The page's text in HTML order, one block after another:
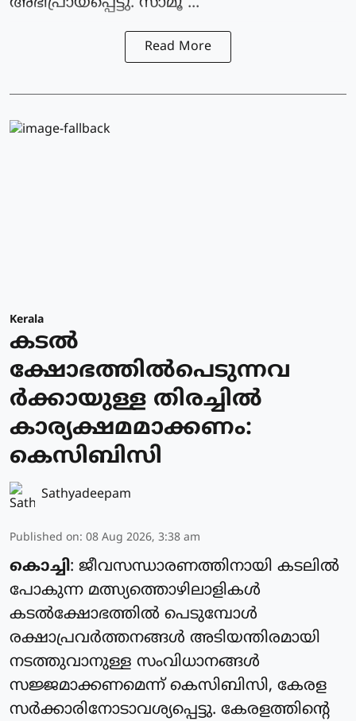
Read More
Kerala
കടല്‍
ക്ഷോഭത്തില്‍പെടുന്നവ
ര്‍ക്കായുള്ള തിരച്ചില്‍
കാര്യക്ഷമമാക്കണം:
കെസിബിസി
Sathyadeepam
Published on: 08 Aug 2026, 3:38 am
കൊച്ചി: ജീവസന്ധാരണത്തിനായി കടലില്‍
പോകുന്ന മത്സ്യത്തൊഴിലാളികള്‍
കടല്‍ക്ഷോഭത്തില്‍ പെടുമ്പോള്‍
രക്ഷാപ്രവര്‍ത്തനങ്ങള്‍ അടിയന്തിരമായി
നടത്തുവാനുള്ള സംവിധാനങ്ങള്‍
സജ്ജമാക്കണമെന്ന് കെസിബിസി, കേരള
സര്‍ക്കാരിനോടാവശ്യപ്പെട്ടു. കേരളത്തിന്റെ